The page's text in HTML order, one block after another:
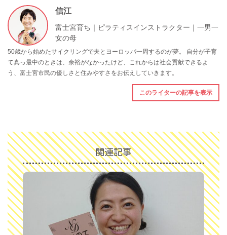
信江
富士宮育ち｜ピラティスインストラクター｜一男一
女の母
50歳から始めたサイクリングで夫とヨーロッパ一周するのが夢。 自分が子育
て真っ最中のときは、余裕がなかったけど、これからは社会貢献できるよ
う、富士宮市民の優しさと住みやすさをお伝えしていきます。
このライターの記事を表示
関連記事